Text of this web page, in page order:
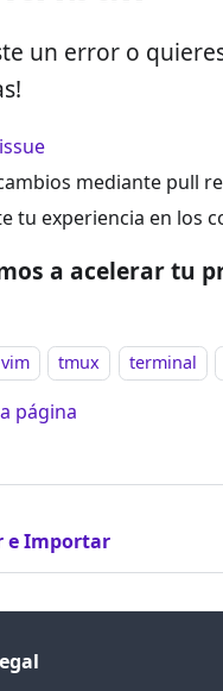
un error o
issue
mediante pull
tu experiencia en los
a acelerar tu
vim tmux terminal
página
e Importar